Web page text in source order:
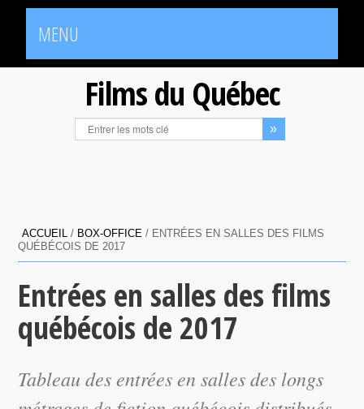
MENU
Films du Québec
ACCUEIL / BOX-OFFICE / ENTRÉES EN SALLES DES FILMS
QUÉBÉCOIS DE 2017
Entrées en salles des films
québécois de 2017
Tableau des entrées en salles des longs